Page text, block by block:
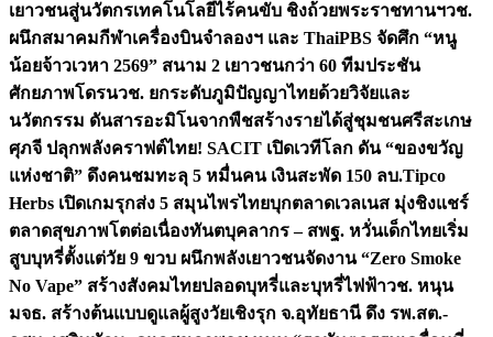
เยาวชนสู่นวัตกรเทคโนโลยีไร้คนขับ ชิงถ้วยพระราชทานฯวช.
ผนึกสมาคมกีฬาเครื่องบินจำลองฯ และ ThaiPBS จัดศึก “หนู
น้อยจ้าวเวหา 2569” สนาม 2 เยาวชนกว่า 60 ทีมประชัน
ศักยภาพโดรนวช. ยกระดับภูมิปัญญาไทยด้วยวิจัยและ
นวัตกรรม ดันสารอะมิโนจากพืชสร้างรายได้สู่ชุมชนศรีสะเกษ
ศุภจี ปลุกพลังคราฟต์ไทย! SACIT เปิดเวทีโลก ดัน “ของขวัญ
แห่งชาติ” ดึงคนชมทะลุ 5 หมื่นคน เงินสะพัด 150 ลบ.Tipco
Herbs เปิดเกมรุกส่ง 5 สมุนไพรไทยบุกตลาดเวลเนส มุ่งชิงแชร์
ตลาดสุขภาพโตต่อเนื่องทันตบุคลากร – สพฐ. หวั่นเด็กไทยเริ่ม
สูบบุหรี่ตั้งแต่วัย 9 ขวบ ผนึกพลังเยาวชนจัดงาน “Zero Smoke
No Vape” สร้างสังคมไทยปลอดบุหรี่และบุหรี่ไฟฟ้าวช. หนุน
มจธ. สร้างต้นแบบดูแลผู้สูงวัยเชิงรุก จ.อุทัยธานี ดึง รพ.สต.-